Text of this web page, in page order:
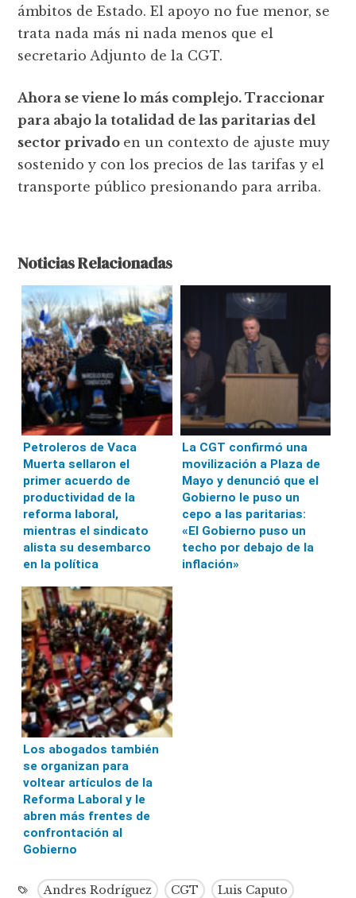
ámbitos de Estado. El apoyo no fue menor, se
trata nada más ni nada menos que el
secretario Adjunto de la CGT.
Ahora se viene lo más complejo. Traccionar
para abajo la totalidad de las paritarias del
sector privado en un contexto de ajuste muy
sostenido y con los precios de las tarifas y el
transporte público presionando para arriba.
Noticias Relacionadas
Petroleros de Vaca
Muerta sellaron el
primer acuerdo de
productividad de la
reforma laboral,
mientras el sindicato
alista su desembarco
en la política
La CGT confirmó una
movilización a Plaza de
Mayo y denunció que el
Gobierno le puso un
cepo a las paritarias:
«El Gobierno puso un
techo por debajo de la
inflación»
Los abogados también
se organizan para
voltear artículos de la
Reforma Laboral y le
abren más frentes de
confrontación al
Gobierno
Andres Rodríguez CGT
Luis Caputo